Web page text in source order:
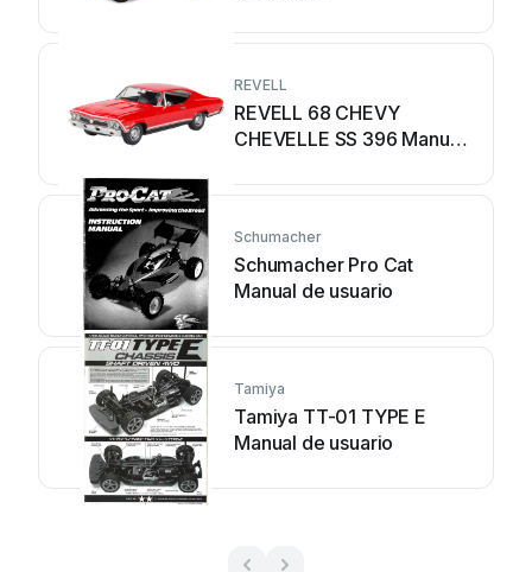
REVELL
REVELL 68 CHEVY
CHEVELLE SS 396 Manual
Schumacher
Schumacher Pro Cat
Manual de usuario
Tamiya
Tamiya TT-01 TYPE E
Manual de usuario